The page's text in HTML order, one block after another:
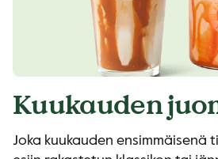
Kuukauden
Joka kuukauden ensimmäisenä